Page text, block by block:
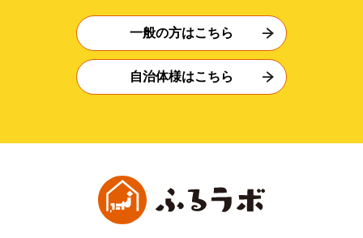
一般の方はこちら
自治体様はこちら